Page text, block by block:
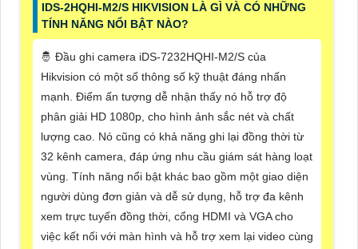
IDS-2HQHI-M2/S HIKVISION LÀ GÌ VÀ CÓ NHỮNG
TÍNH NĂNG NỔI BẬT NÀO?
🤴 Đầu ghi camera iDS-7232HQHI-M2/S của
Hikvision có một số thông số kỹ thuật đáng nhấn
mạnh. Điểm ấn tượng dễ nhận thấy nó hỗ trợ độ
phân giải HD 1080p, cho hình ảnh sắc nét và chất
lượng cao. Nó cũng có khả năng ghi lại đồng thời từ
32 kênh camera, đáp ứng nhu cầu giám sát hàng loạt
vùng. Tính năng nổi bật khác bao gồm một giao diện
người dùng đơn giản và dễ sử dụng, hỗ trợ đa kênh
xem trực tuyến đồng thời, cổng HDMI và VGA cho
việc kết nối với màn hình và hỗ trợ xem lại video cùng